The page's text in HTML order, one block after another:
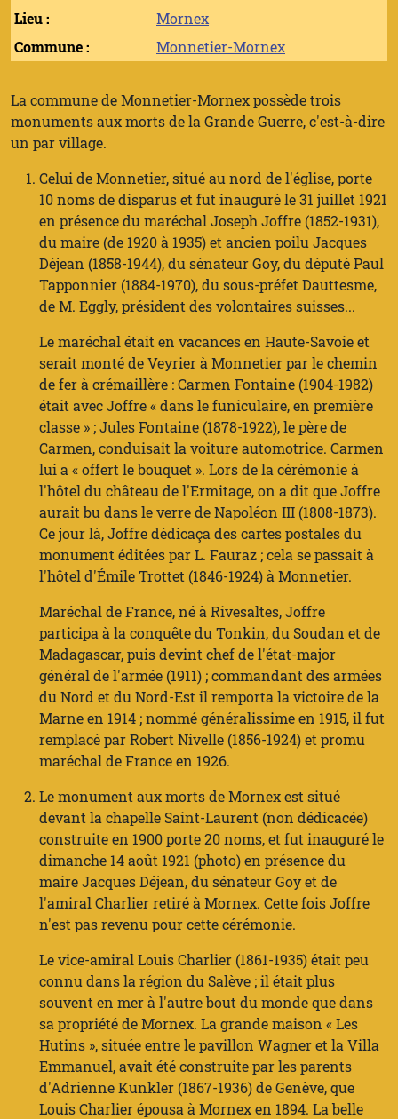
Lieu :
Mornex
Commune :
Monnetier-Mornex
La commune de Monnetier-Mornex possède trois
monuments aux morts de la Grande Guerre, c'est-à-dire
un par village.
Celui de Monnetier, situé au nord de l'église, porte
10 noms de disparus et fut inauguré le 31 juillet 1921
en présence du maréchal Joseph Joffre (1852-1931),
du maire (de 1920 à 1935) et ancien poilu Jacques
Déjean (1858-1944), du sénateur Goy, du député Paul
Tapponnier (1884-1970), du sous-préfet Dauttesme,
de M. Eggly, président des volontaires suisses...
Le maréchal était en vacances en Haute-Savoie et
serait monté de Veyrier à Monnetier par le chemin
de fer à crémaillère : Carmen Fontaine (1904-1982)
était avec Joffre « dans le funiculaire, en première
classe » ; Jules Fontaine (1878-1922), le père de
Carmen, conduisait la voiture automotrice. Carmen
lui a « offert le bouquet ». Lors de la cérémonie à
l'hôtel du château de l'Ermitage, on a dit que Joffre
aurait bu dans le verre de Napoléon III (1808-1873).
Ce jour là, Joffre dédicaça des cartes postales du
monument éditées par L. Fauraz ; cela se passait à
l'hôtel d'Émile Trottet (1846-1924) à Monnetier.
Maréchal de France, né à Rivesaltes, Joffre
participa à la conquête du Tonkin, du Soudan et de
Madagascar, puis devint chef de l'état-major
général de l'armée (1911) ; commandant des armées
du Nord et du Nord-Est il remporta la victoire de la
Marne en 1914 ; nommé généralissime en 1915, il fut
remplacé par Robert Nivelle (1856-1924) et promu
maréchal de France en 1926.
Le monument aux morts de Mornex est situé
devant la chapelle Saint-Laurent (non dédicacée)
construite en 1900 porte 20 noms, et fut inauguré le
dimanche 14 août 1921 (photo) en présence du
maire Jacques Déjean, du sénateur Goy et de
l'amiral Charlier retiré à Mornex. Cette fois Joffre
n'est pas revenu pour cette cérémonie.
Le vice-amiral Louis Charlier (1861-1935) était peu
connu dans la région du Salève ; il était plus
souvent en mer à l'autre bout du monde que dans
sa propriété de Mornex. La grande maison « Les
Hutins », située entre le pavillon Wagner et la Villa
Emmanuel, avait été construite par les parents
d'Adrienne Kunkler (1867-1936) de Genève, que
Louis Charlier épousa à Mornex en 1894. La belle